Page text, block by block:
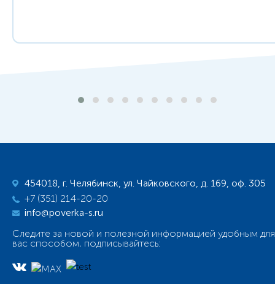
454018, г. Челябинск, ул. Чайковского, д. 169, оф. 305
+7 (351) 214-20-20
info@poverka-s.ru
Следите за новой и полезной информацией удобным для
вас способом, подписывайтесь: